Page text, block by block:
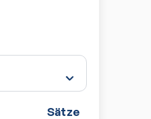
Sätze